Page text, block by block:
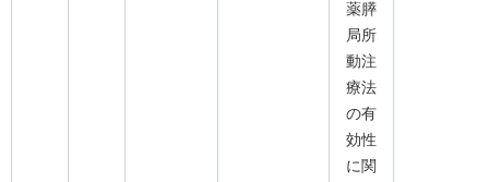
薬膵
局所
動注
療法
の有
効性
に関